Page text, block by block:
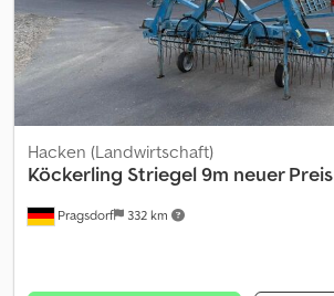
Pragsdorf 332 km
Hacken (Landwirtschaft)
Köckerling Striegel 9m neuer Preis